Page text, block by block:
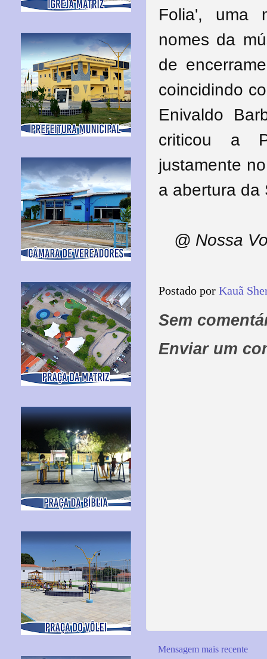
Folia', uma
nomes da
de
coincidindo
Enivaldo
criticou a
justamente
a abertura da
@ Nossa
Postado por Kauã
Sem
Enviar um
Mensagem mais recente